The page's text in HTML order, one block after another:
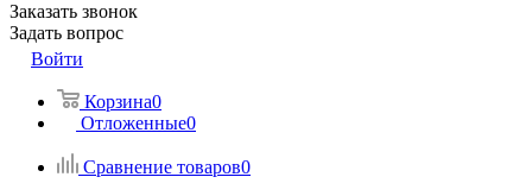
Заказать звонок
Задать вопрос
Войти
Корзина0
Отложенные0
Сравнение товаров0